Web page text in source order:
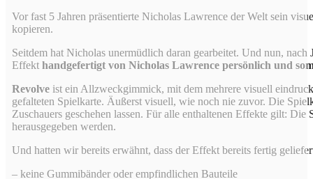
Vor fast 5 Jahren präsentierte Nicholas Lawrence der Welt sein
kopieren.
Seitdem hat Nicholas unermüdlich daran gearbeitet. Und nun,
Effekt handgefertigt von Nicholas Lawrence persönlich und
Revolveist ein Allzweckgimmick, mit dem mehrere visuell
gefalteten Spielkarte. Äußerst visuell, wie noch nie zuvor. Die
Zuschauers geschehen lassen. Für alle enthaltenen Effekte gilt:
herausgegeben werden.
Und hatten wir bereits erwähnt, dass der Effekt bereits fertig
– keine Gummibänder oder empfindlichen Bauteile